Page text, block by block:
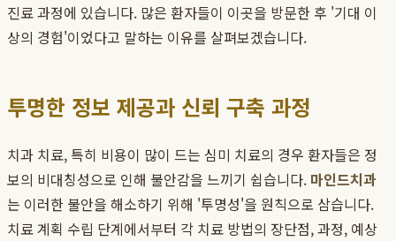
진료 과정에 있습니다. 많은 환자들이 이곳을 방문한 후 '기대 이
상의 경험'이었다고 말하는 이유를 살펴보겠습니다.
투명한 정보 제공과 신뢰 구축 과정
치과 치료, 특히 비용이 많이 드는 심미 치료의 경우 환자들은 정
보의 비대칭성으로 인해 불안감을 느끼기 쉽습니다. 마인드치과
는 이러한 불안을 해소하기 위해 '투명성'을 원칙으로 삼습니다.
치료 계획 수립 단계에서부터 각 치료 방법의 장단점, 과정, 예상